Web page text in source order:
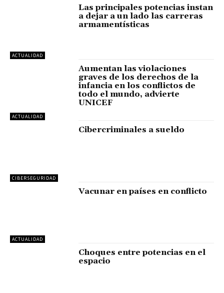
ACTUALIDAD
Las principales potencias instan
a dejar a un lado las carreras
armamentísticas
ACTUALIDAD
Aumentan las violaciones
graves de los derechos de la
infancia en los conflictos de
todo el mundo, advierte
UNICEF
CIBERSEGURIDAD
Cibercriminales a sueldo
ACTUALIDAD
Vacunar en países en conflicto
Choques entre potencias en el
espacio